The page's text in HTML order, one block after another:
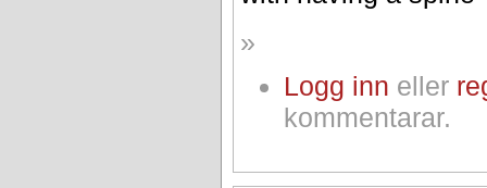
»
Logg inn eller
kommentarar.